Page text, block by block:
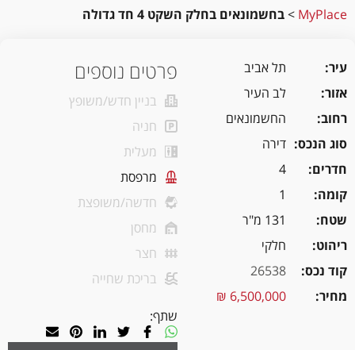
MyPlace
>בחשמונאים בחלק השקט 4 חד גדולה
עיר
תל אביב
אזור
לב העיר
רחוב
החשמונאים
סוג הנכס
דירה
חדרים
4
קומה
1
שטח
131 מ"ר
ריהוט
חלקי
קוד נכס
26538
מחיר
6,500,000 ₪
פרטים נוספים
בניין חדש/משופץ
חניה
מעלית
מרפסת
חדשה/משופצת
מחסן
חצר
בריכת שחייה
שתף: